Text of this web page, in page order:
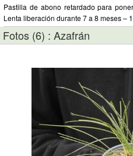
Pastilla de abono retardado para
Lenta liberación durante 7 a 8 meses –
Fotos (6) : Azafrán